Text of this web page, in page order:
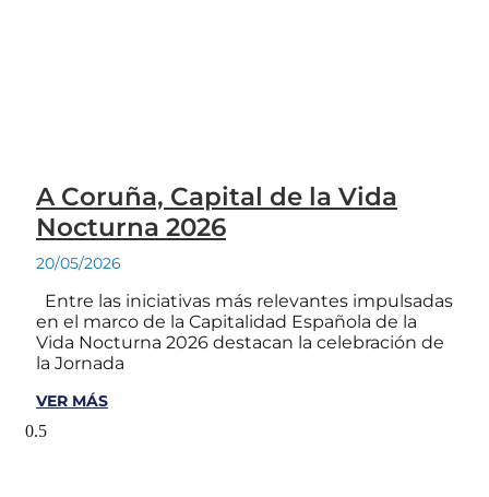
A Coruña, Capital de la Vida
Nocturna 2026
20/05/2026
Entre las iniciativas más relevantes impulsadas
en el marco de la Capitalidad Española de la
Vida Nocturna 2026 destacan la celebración de
la Jornada
VER MÁS